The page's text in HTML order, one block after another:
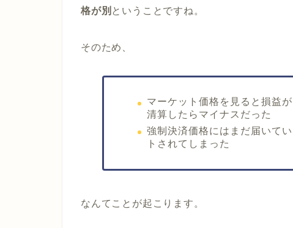
格が別 ということですね。
そのため、
マーケット価格を見ると損益
清算したらマイナスだった
強制決済価格にはまだ届いて
トされてしまった
なんてことが起こります。